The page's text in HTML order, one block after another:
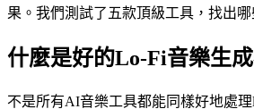
果。我們測試了五款頂級工具，找出哪
什麼是好的Lo-Fi音樂生成
不是所有AI音樂工具都能同樣好地處